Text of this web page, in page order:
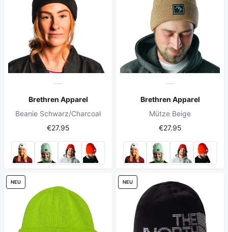
Brethren Apparel
Beanie Schwarz/Charcoal
€27.95
Brethren Apparel
Mütze Beige
€27.95
NEU NEU